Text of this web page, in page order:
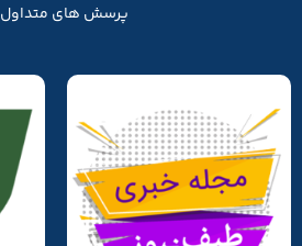
پرسش های متداول